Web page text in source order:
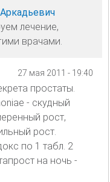
лечение,
врачами.
27 мая 2011 - 19:40
простаты.
- скудный
рост,
рост.
по 1 табл. 2
на ночь -